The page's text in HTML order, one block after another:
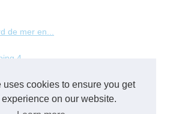
uses cookies to ensure you get
on our website.
de mer en...
4...
de...
de...